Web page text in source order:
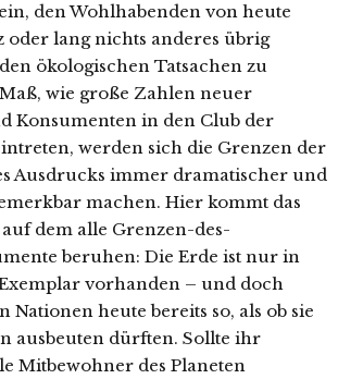
den Wohlhabenden von heute
oder lang nichts anderes übrig
ökologischen Tatsachen zu
wie große Zahlen neuer
Konsumenten in den Club der
werden sich die Grenzen der
Ausdrucks immer dramatischer und
machen. Hier kommt das
dem alle Grenzen-des-
beruhen: Die Erde ist nur in
vorhanden – und doch
Nationen heute bereits so, als ob sie
ausbeuten dürften. Sollte ihr
Mitbewohner des Planeten